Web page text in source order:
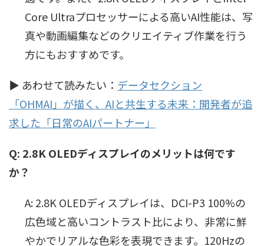
Core Ultraプロセッサーによる高いAI性能は、写
真や動画編集などのクリエイティブ作業を行う
方にもおすすめです。
▶ あわせて読みたい： データセクション
「OHMAI」が描く、AIと共生する未来：開発者が追
求した「日常のAIパートナー」
Q: 2.8K OLEDディスプレイのメリットは何です
か？
A: 2.8K OLEDディスプレイは、DCI-P3 100%の
広色域と高いコントラスト比により、非常に鮮
やかでリアルな色彩を表現できます。120Hzの